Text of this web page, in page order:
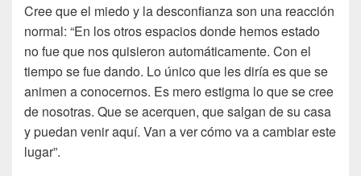
Cree que el miedo y la desconfianza son una reacción
normal: “En los otros espacios donde hemos estado
no fue que nos quisieron automáticamente. Con el
tiempo se fue dando. Lo único que les diría es que se
animen a conocernos. Es mero estigma lo que se cree
de nosotras. Que se acerquen, que salgan de su casa
y puedan venir aquí. Van a ver cómo va a cambiar este
lugar”.